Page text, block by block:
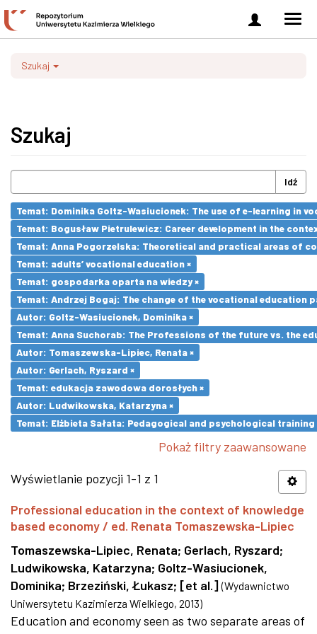
Zaloguj
się
Szukaj
Szukaj
Idź
Temat: Dominika Goltz-Wasiucionek: The use of e-learning in
Temat: Bogusław Pietrulewicz: Career development in the
Temat: Anna Pogorzelska: Theoretical and practical areas of
Temat: adults’ vocational education ×
Temat: gospodarka oparta na wiedzy ×
Temat: Andrzej Bogaj: The change of the vocational education
Autor: Goltz-Wasiucionek, Dominika ×
Temat: Anna Suchorab: The Professions of the future vs. the
Autor: Tomaszewska-Lipiec, Renata ×
Autor: Gerlach, Ryszard ×
Temat: edukacja zawodowa dorosłych ×
Autor: Ludwikowska, Katarzyna ×
Temat: Elżbieta Sałata: Pedagogical and psychological
Pokaż filtry zaawansowane
Wyświetlanie pozycji 1-1 z 1
Professional education in the context of knowledge
based economy / ed. Renata Tomaszewska-Lipiec
Tomaszewska-Lipiec, Renata; Gerlach, Ryszard;
Ludwikowska, Katarzyna; Goltz-Wasiucionek,
Dominika; Brzeziński, Łukasz; [et al.] (Wydawnictwo
Uniwersytetu Kazimierza Wielkiego, 2013)
Education and economy seen as two separate areas of